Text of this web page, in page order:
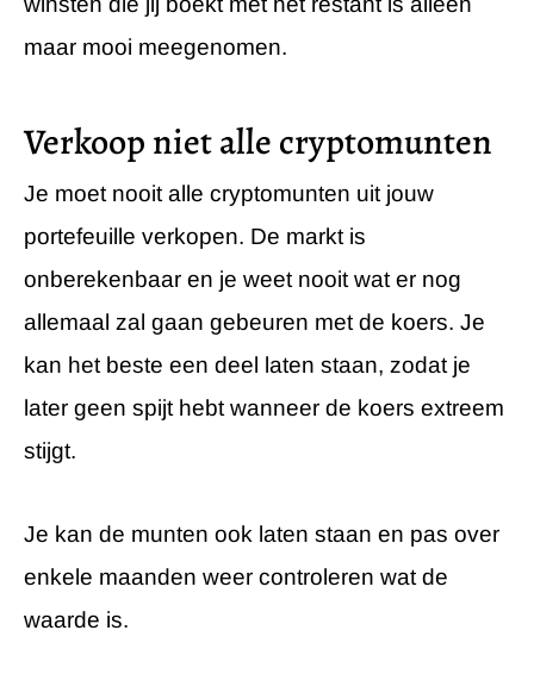
maar mooi meegenomen.
Verkoop niet alle cryptomunten
Je moet nooit alle cryptomunten uit jouw
portefeuille verkopen. De markt is
onberekenbaar en je weet nooit wat er nog
allemaal zal gaan gebeuren met de koers. Je
kan het beste een deel laten staan, zodat je
later geen spijt hebt wanneer de koers extreem
stijgt.
Je kan de munten ook laten staan en pas over
enkele maanden weer controleren wat de
waarde is.